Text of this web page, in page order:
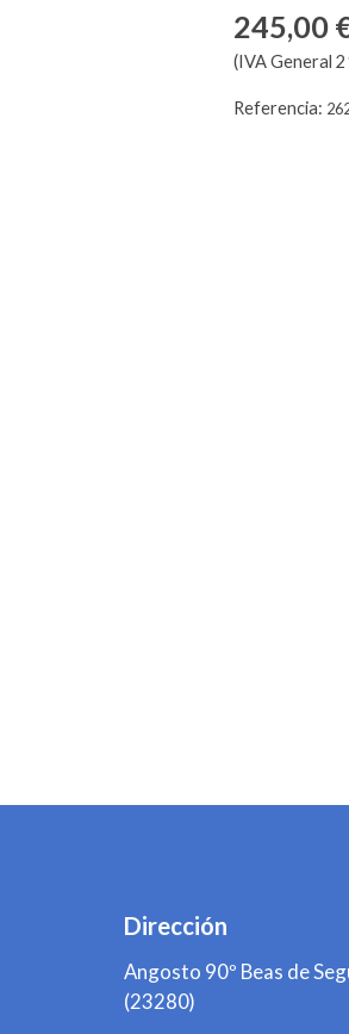
245,00
(IVA General
Referencia:
Dirección
Angosto 90º Beas de
(23280)